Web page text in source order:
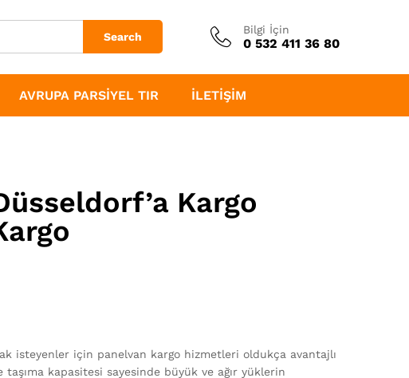
Search
Bilgi İçin
0 532 411 36 80
AVRUPA PARSIYEL TIR İLETIŞIM
Kargo
isteyenler için panelvan kargo hizmetleri oldukça avantajlı
kapasitesi sayesinde büyük ve ağır yüklerin